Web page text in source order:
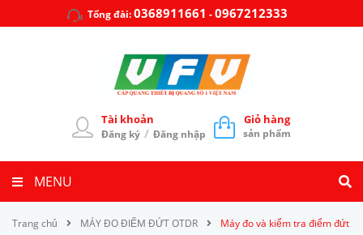
Tổng đài:0368911661 -0967212333
Tài khoản
Đăng ký / Đăng nhập
Giỏ hàng
sản phẩm
MENU
Trang chủ MÁY ĐO ĐIỂM ĐỨT OTDR
Máy đo và kiểm tra điểm đứt